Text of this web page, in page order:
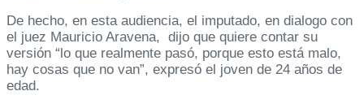
De hecho, en esta audiencia, el imputado, en dialogo con
el juez Mauricio Aravena, dijo que quiere contar su
versión “lo que realmente pasó, porque esto está malo,
hay cosas que no van”, expresó el joven de 24 años de
edad.